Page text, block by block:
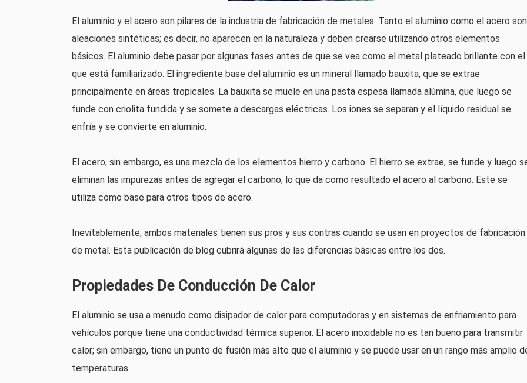
El aluminio y el acero son pilares de la industria de fabricación de metales. Tanto el aluminio como el acero son
aleaciones sintéticas; es decir, no aparecen en la naturaleza y deben crearse utilizando otros elementos
básicos. El aluminio debe pasar por algunas fases antes de que se vea como el metal plateado brillante con el
que está familiarizado. El ingrediente base del aluminio es un mineral llamado bauxita, que se extrae
principalmente en áreas tropicales. La bauxita se muele en una pasta espesa llamada alúmina, que luego se
funde con criolita fundida y se somete a descargas eléctricas. Los iones se separan y el líquido residual se
enfría y se convierte en aluminio.
El acero, sin embargo, es una mezcla de los elementos hierro y carbono. El hierro se extrae, se funde y luego
eliminan las impurezas antes de agregar el carbono, lo que da como resultado el acero al carbono. Este se
utiliza como base para otros tipos de acero.
Inevitablemente, ambos materiales tienen sus pros y sus contras cuando se usan en proyectos de fabricación
de metal. Esta publicación de blog cubrirá algunas de las diferencias básicas entre los dos.
Propiedades De Conducción De Calor
El aluminio se usa a menudo como disipador de calor para computadoras y en sistemas de enfriamiento para
vehículos porque tiene una conductividad térmica superior. El acero inoxidable no es tan bueno para transmitir
calor; sin embargo, tiene un punto de fusión más alto que el aluminio y se puede usar en un rango más amplio
temperaturas.